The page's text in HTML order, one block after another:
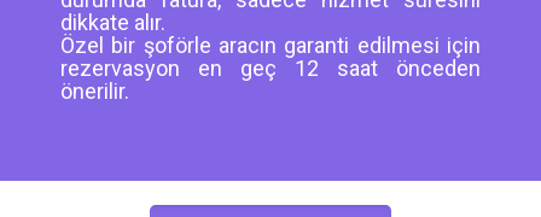
dikkate alır.
Özel bir şoförle aracın garanti edilmesi için
rezervasyon en geç 12 saat önceden
önerilir.